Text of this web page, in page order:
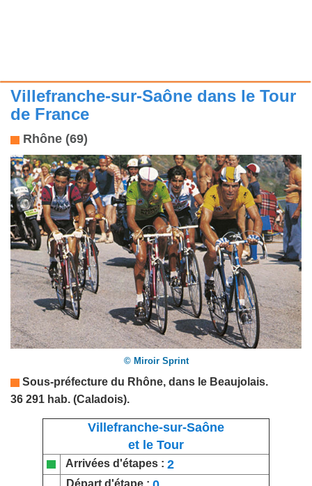
Villefranche-sur-Saône dans le Tour
de France
Rhône (69)
© Miroir Sprint
Sous-préfecture du Rhône, dans le Beaujolais.
36 291 hab. (Caladois).
Villefranche-sur-Saône
et le Tour
Arrivées d'étapes : 2